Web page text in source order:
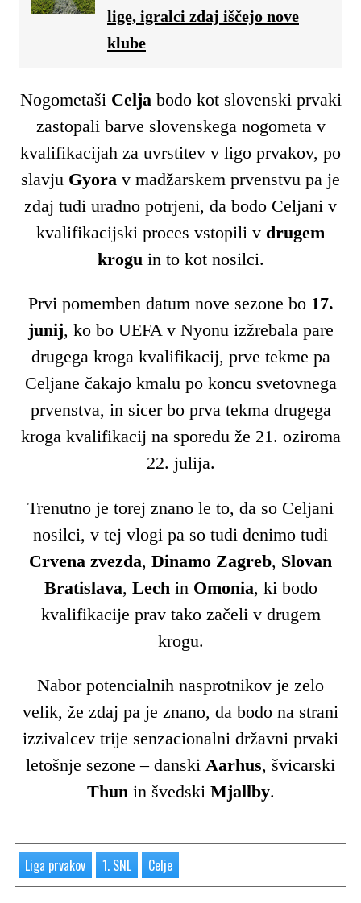
lige, igralci zdaj iščejo nove
klube
Nogometaši Celja bodo kot slovenski prvaki
zastopali barve slovenskega nogometa v
kvalifikacijah za uvrstitev v ligo prvakov, po
slavju Gyora v madžarskem prvenstvu pa je
zdaj tudi uradno potrjeni, da bodo Celjani v
kvalifikacijski proces vstopili v drugem
krogu in to kot nosilci.
Prvi pomemben datum nove sezone bo 17.
junij, ko bo UEFA v Nyonu izžrebala pare
drugega kroga kvalifikacij, prve tekme pa
Celjane čakajo kmalu po koncu svetovnega
prvenstva, in sicer bo prva tekma drugega
kroga kvalifikacij na sporedu že 21. oziroma
22. julija.
Trenutno je torej znano le to, da so Celjani
nosilci, v tej vlogi pa so tudi denimo tudi
Crvena zvezda, Dinamo Zagreb, Slovan
Bratislava, Lech in Omonia, ki bodo
kvalifikacije prav tako začeli v drugem
krogu.
Nabor potencialnih nasprotnikov je zelo
velik, že zdaj pa je znano, da bodo na strani
izzivalcev trije senzacionalni državni prvaki
letošnje sezone – danski Aarhus, švicarski
Thun in švedski Mjallby.
Liga prvakov 1. SNL Celje